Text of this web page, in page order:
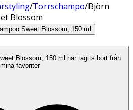
/Torrschampo/Björn
Blossom
Blossom, 150 ml har tagits bort från
mina favoriter